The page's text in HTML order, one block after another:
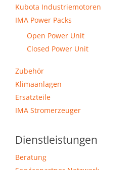
DOWNLOADS
KONTAKT
Kubota Industriemotoren
IMA Power Packs
Open Power Unit
Closed Power Unit
Zubehör
Klimaanlagen
Ersatzteile
IMA Stromerzeuger
Dienstleistungen
Beratung